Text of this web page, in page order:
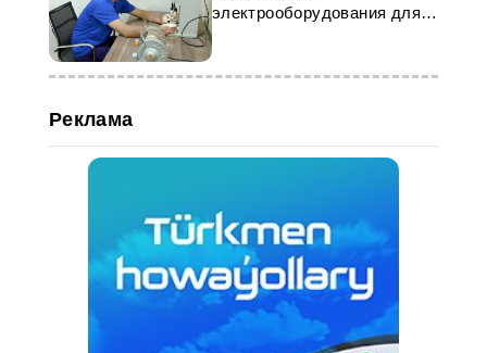
электрооборудования для
растущих потребностей
экономики
Реклама